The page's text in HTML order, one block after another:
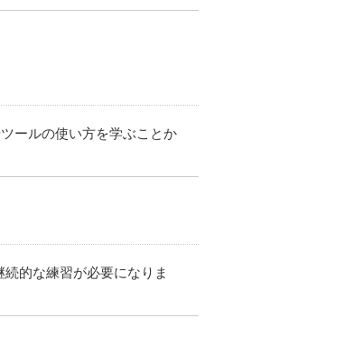
ールの使い方を学ぶことか
的な練習が必要になりま